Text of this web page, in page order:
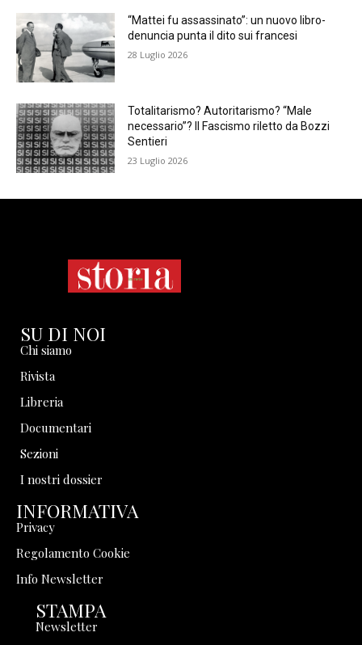
“Mattei fu assassinato”: un nuovo libro-
denuncia punta il dito sui francesi
28 Luglio 2026
Totalitarismo? Autoritarismo? “Male
necessario”? Il Fascismo riletto da Bozzi
Sentieri
23 Luglio 2026
SU DI NOI
Chi siamo
Rivista
Libreria
Documentari
Sezioni
I nostri dossier
INFORMATIVA
Privacy
Regolamento Cookie
Info Newsletter
STAMPA
Newsletter